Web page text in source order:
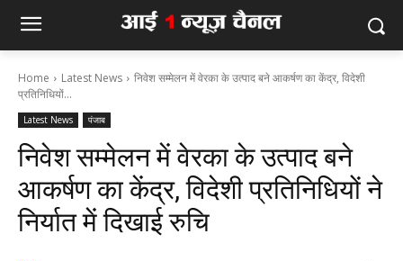
Home Latest News
निवेश सम्मेलन में वेरका के उत्पाद बने आकर्षण का केंद्र, विदेशी
प्रतिनिधियों...
Latest News पंजाब
निवेश सम्मेलन में वेरका के उत्पाद बने
आकर्षण का केंद्र, विदेशी प्रतिनिधियों ने
निर्यात में दिखाई रुचि